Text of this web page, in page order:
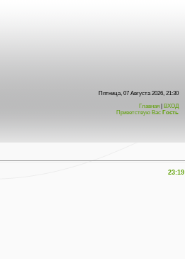
Пятница, 07 Августа 2026, 21:30
Главная
ВХОД
Приветствую Вас Гость
23:19